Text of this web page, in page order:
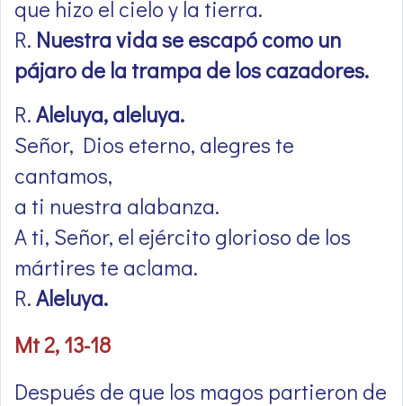
que hizo el cielo y la tierra.
R. Nuestra vida se escapó como un
pájaro de la trampa de los cazadores.
R.Aleluya, aleluya.
Señor, Dios eterno, alegres te
cantamos,
a ti nuestra alabanza.
A ti, Señor, el ejército glorioso de los
mártires te aclama.
R.Aleluya.
Mt 2, 13-18
Después de que los magos partieron de